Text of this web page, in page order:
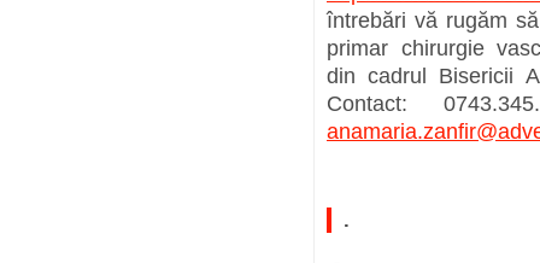
întrebări vă rugăm
primar chirurgie
din cadrul Bisericii
Contact:
.